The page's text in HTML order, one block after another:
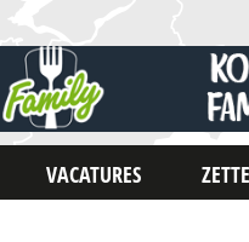
VACATURES